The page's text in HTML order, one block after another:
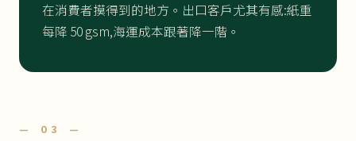
在消費者摸得到的地方。出口客戶尤其有感:紙重
每降 50 gsm,海運成本跟著降一階。
— 03 —